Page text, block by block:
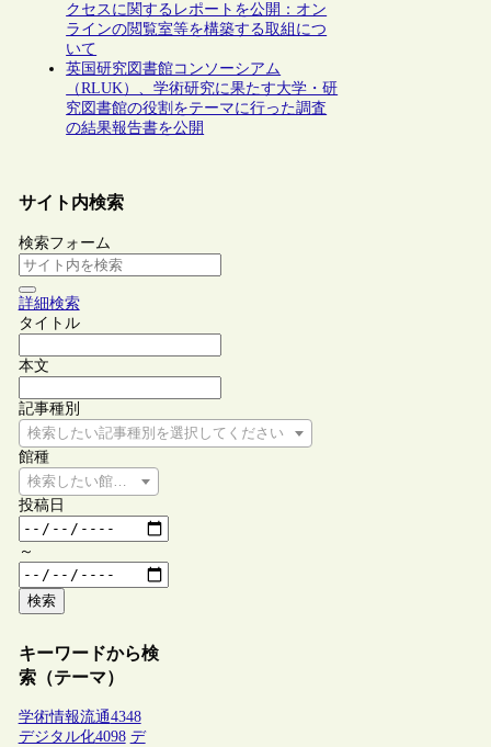
クセスに関するレポートを公開：オン
ラインの閲覧室等を構築する取組につ
いて
英国研究図書館コンソーシアム
（RLUK）、学術研究に果たす大学・研
究図書館の役割をテーマに行った調査
の結果報告書を公開
サイト内検索
検索フォーム
詳細検索
タイトル
本文
記事種別
検索したい記事種別を選択してください
館種
検索したい館種を選択してください
投稿日
～
検索
キーワードから検
索（テーマ）
学術情報流通4348
デジタル化4098 デ